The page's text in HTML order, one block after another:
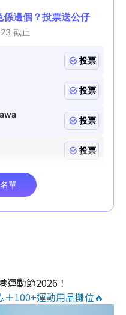
運動節2026！
100+運動用品攤位🔥